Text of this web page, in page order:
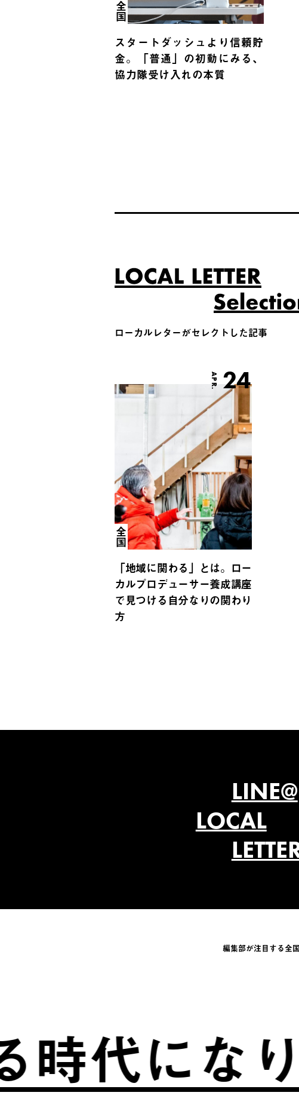
全国
スタートダッシュより信頼貯
金。「普通」の初動にみる、
協力隊受け入れの本質
ローカルレターがセレクトした記事
APR. 24
全国
「地域に関わる」とは。ロー
カルプロデューサー養成講座
で見つける自分なりの関わり
方
LINE@
LOCAL
編集部が注目する全
になりま